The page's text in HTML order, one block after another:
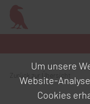
Um unsere
Website-
Cookies